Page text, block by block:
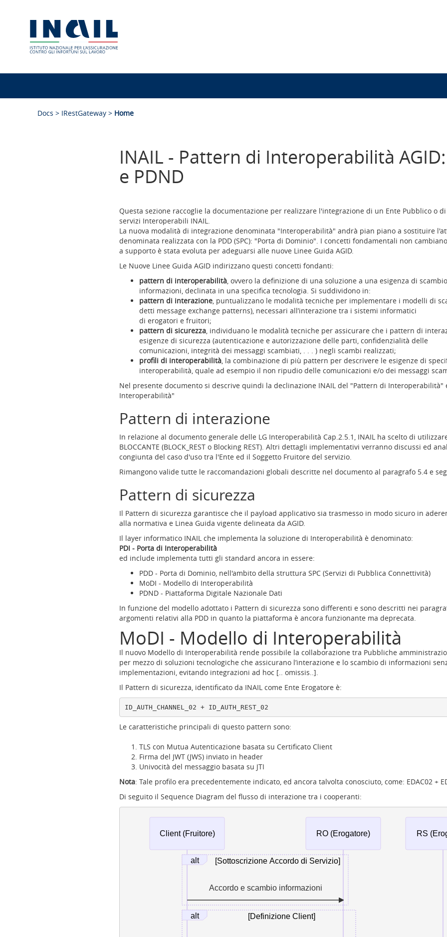
di
navigazione
0)
Docs > IRestGateway > Home
INAIL - Pattern di Interoperabilità
e PDND
Questa sezione raccoglie la documentazione per realizzare l'integrazione di un Ente Pubblico o
servizi Interoperabili INAIL.
La nuova modalità di integrazione denominata "Interoperabilità" andrà pian piano a sostituire
denominata realizzata con la PDD (SPC): "Porta di Dominio". I concetti fondamentali non
a supporto è stata evoluta per adeguarsi alle nuove Linee Guida AGID.
Le Nuove Linee Guida AGID indirizzano questi concetti fondanti:
pattern di interoperabilità, ovvero la definizione di una soluzione a una esigenza di
informazioni, declinata in una specifica tecnologia. Si suddividono in:
pattern di interazione, puntualizzano le modalità tecniche per implementare i modelli di
detti message exchange patterns), necessari all’interazione tra i sistemi informatici
di erogatori e fruitori;
pattern di sicurezza, individuano le modalità tecniche per assicurare che i pattern di
esigenze di sicurezza (autenticazione e autorizzazione delle parti, confidenzialità delle
comunicazioni, integrità dei messaggi scambiati, . . . ) negli scambi realizzati;
profili di interoperabilità, la combinazione di più pattern per descrivere le esigenze di
interoperabilità, quale ad esempio il non ripudio delle comunicazioni e/o dei messaggi
Nel presente documento si descrive quindi la declinazione INAIL del "Pattern di Interoperabilità"
Interoperabilità"
Pattern di interazione
In relazione al documento generale delle LG Interoperabilità Cap.2.5.1, INAIL ha scelto di
BLOCCANTE (BLOCK_REST o Blocking REST). Altri dettagli implementativi verranno discussi ed
congiunta del caso d'uso tra l'Ente ed il Soggetto Fruitore del servizio.
Rimangono valide tutte le raccomandazioni globali descritte nel documento al paragrafo 5.4 e
Pattern di sicurezza
Il Pattern di sicurezza garantisce che il payload applicativo sia trasmesso in modo sicuro in
alla normativa e Linea Guida vigente delineata da AGID.
Il layer informatico INAIL che implementa la soluzione di Interoperabilità è denominato:
PDI - Porta di Interoperabilità
ed include implementa tutti gli standard ancora in essere:
PDD - Porta di Dominio, nell'ambito della struttura SPC (Servizi di Pubblica Connettività)
MoDI - Modello di Interoperabilità
PDND - Piattaforma Digitale Nazionale Dati
In funzione del modello adottato i Pattern di sicurezza sono differenti e sono descritti nei
argomenti relativi alla PDD in quanto la piattaforma è ancora funzionante ma deprecata.
MoDI - Modello di Interoperabilità
Il nuovo Modello di Interoperabilità rende possibile la collaborazione tra Pubbliche
per mezzo di soluzioni tecnologiche che assicurano l’interazione e lo scambio di informazioni
implementazioni, evitando integrazioni ad hoc [.. omissis..].
Il Pattern di sicurezza, identificato da INAIL come Ente Erogatore è:
Le caratteristiche principali di questo pattern sono:
TLS con Mutua Autenticazione basata su Certificato Client
Firma del JWT (JWS) inviato in header
Univocità del messaggio basata su JTI
Nota: Tale profilo era precedentemente indicato, ed ancora talvolta conosciuto, come: EDAC02 +
Di seguito il Sequence Diagram del flusso di interazione tra i cooperanti:
Client (Fruitore) RO (Erogatore) RS
alt [Sottoscrizione Accordo di Servizio]
alt [Definizione Client]
Accordo e scambio informazioni